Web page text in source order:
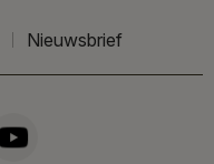
Nieuwsbrief